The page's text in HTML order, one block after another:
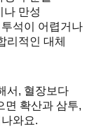
나 만성
석이 어렵거나
리적인 대체
서, 혈장보다
면 확산과 삼투,
와요.